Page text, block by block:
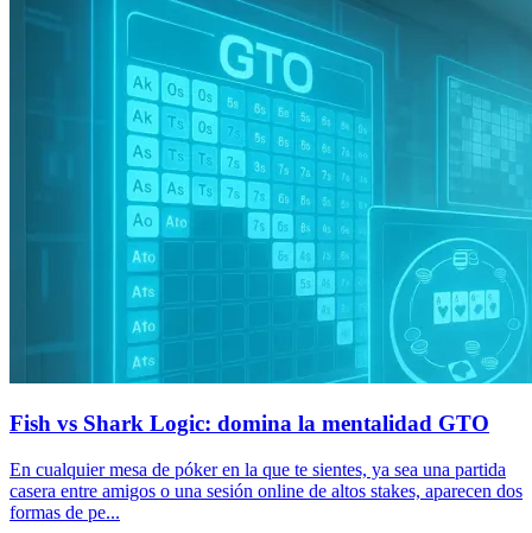
Fish vs Shark Logic: domina la mentalidad GTO
En cualquier mesa de póker en la que te sientes, ya sea una partida
casera entre amigos o una sesión online de altos stakes, aparecen dos
formas de pe...